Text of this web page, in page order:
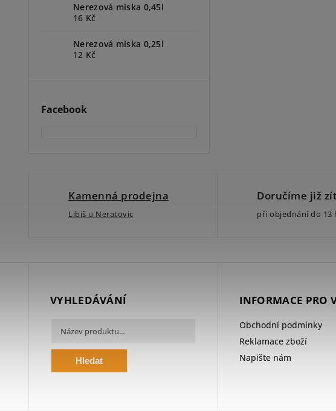
Nerezová miska 0,45l
16 Kč
Nerezová miska 0,25l
12 Kč
Facebook
Kamenná prodejna
Libiš u Neratovic
Doručíme již
při objednání do 13
VYHLEDÁVÁNÍ
Hledat
INFORMACE PRO
Obchodní podmínky
Reklamace zboží
Napište nám